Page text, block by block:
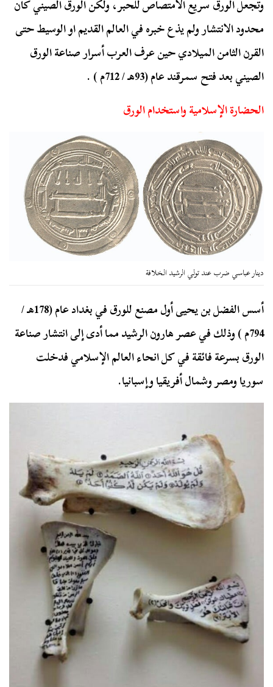
وتجعل الورق سريع الامتصاص للحبر، ولكن الورق الصيني كان
محدود الانتشار ولم يذع خبره في العالم القديم او الوسيط حتى
القرن الثامن الميلادي حين عرف العرب أسرار صناعة الورق
الصيني بعد فتح سمرقند عام (93هـ / 712م ) .
الحضارة الإسلامية واستخدام الورق
دينار عباسي ضرب عند تولي الرشيد الخلافة
أسس الفضل بن يحيى أول مصنع للورق في بغداد عام (178هـ /
794م ) وذلك في عصر هارون الرشيد مما أدى إلى انتشار صناعة
الورق بسرعة فائقة في كل انحاء العالم الإسلامي فدخلت
سوريا ومصر وشمال أفريقيا وإسبانيا.